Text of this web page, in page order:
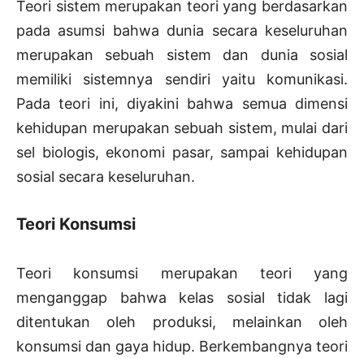
Teori sistem merupakan teori yang berdasarkan
pada asumsi bahwa dunia secara keseluruhan
merupakan sebuah sistem dan dunia sosial
memiliki sistemnya sendiri yaitu komunikasi.
Pada teori ini, diyakini bahwa semua dimensi
kehidupan merupakan sebuah sistem, mulai dari
sel biologis, ekonomi pasar, sampai kehidupan
sosial secara keseluruhan.
Teori Konsumsi
Teori konsumsi merupakan teori yang
menganggap bahwa kelas sosial tidak lagi
ditentukan oleh produksi, melainkan oleh
konsumsi dan gaya hidup. Berkembangnya teori